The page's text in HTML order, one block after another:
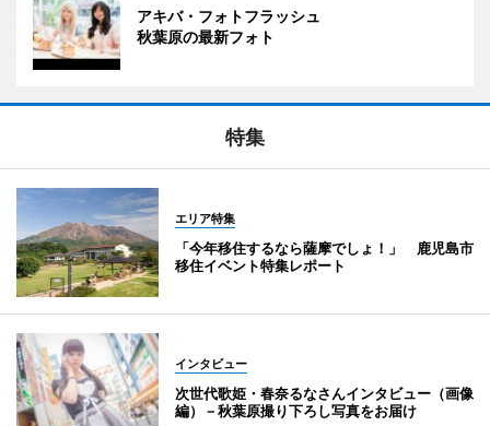
アキバ・フォトフラッシュ
秋葉原の最新フォト
特集
エリア特集
「今年移住するなら薩摩でしょ！」 鹿児島市
移住イベント特集レポート
インタビュー
次世代歌姫・春奈るなさんインタビュー（画像
編）－秋葉原撮り下ろし写真をお届け